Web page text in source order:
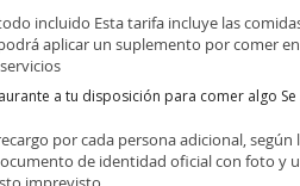
incluido Esta tarifa incluye las
aplicar un suplemento por comer
a tu disposición para comer algo
por cada persona adicional,
de identidad oficial con foto y